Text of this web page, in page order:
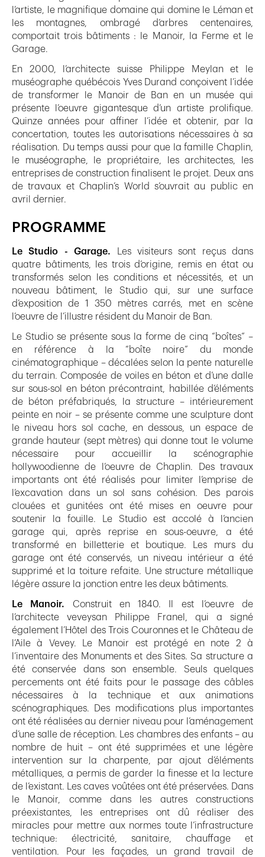
l’artiste, le magnifique domaine qui domine le Léman et
les montagnes, ombragé d’arbres centenaires,
comportait trois bâtiments : le Manoir, la Ferme et le
Garage.
En 2000, l’architecte suisse Philippe Meylan et le
muséographe québécois Yves Durand conçoivent l’idée
de transformer le Manoir de Ban en un musée qui
présente l’oeuvre gigantesque d’un artiste prolifique.
Quinze années pour affiner l’idée et obtenir, par la
concertation, toutes les autorisations nécessaires à sa
réalisation. Du temps aussi pour que la famille Chaplin,
le muséographe, le propriétaire, les architectes, les
entreprises de construction finalisent le projet. Deux ans
de travaux et Chaplin’s World s’ouvrait au public en
avril dernier.
PROGRAMME
Le Studio - Garage. Les visiteurs sont reçus dans
quatre bâtiments, les trois d’origine, remis en état ou
transformés selon les conditions et nécessités, et un
nouveau bâtiment, le Studio qui, sur une surface
d’exposition de 1 350 mètres carrés, met en scène
l’oeuvre de l’illustre résident du Manoir de Ban.
Le Studio se présente sous la forme de cinq “boîtes” –
en référence à la “boîte noire” du monde
cinématographique – décalées selon la pente naturelle
du terrain. Composée de voiles en béton et d’une dalle
sur sous-sol en béton précontraint, habillée d’éléments
de béton préfabriqués, la structure – intérieurement
peinte en noir – se présente comme une sculpture dont
le niveau hors sol cache, en dessous, un espace de
grande hauteur (sept mètres) qui donne tout le volume
nécessaire pour accueillir la scénographie
hollywoodienne de l’oeuvre de Chaplin. Des travaux
importants ont été réalisés pour limiter l’emprise de
l’excavation dans un sol sans cohésion. Des parois
clouées et gunitées ont été mises en oeuvre pour
soutenir la fouille. Le Studio est accolé à l’ancien
garage qui, après reprise en sous-oeuvre, a été
transformé en billetterie et boutique. Les murs du
garage ont été conservés, un niveau intérieur a été
supprimé et la toiture refaite. Une structure métallique
légère assure la jonction entre les deux bâtiments.
Le Manoir. Construit en 1840. Il est l’oeuvre de
l’architecte veveysan Philippe Franel, qui a signé
également l’Hôtel des Trois Couronnes et le Château de
l’Aile à Vevey. Le Manoir est protégé en note 2 à
l’inventaire des Monuments et des Sites. Sa structure a
été conservée dans son ensemble. Seuls quelques
percements ont été faits pour le passage des câbles
nécessaires à la technique et aux animations
scénographiques. Des modifications plus importantes
ont été réalisées au dernier niveau pour l’aménagement
d’une salle de réception. Les chambres des enfants – au
nombre de huit – ont été supprimées et une légère
intervention sur la charpente, par ajout d’éléments
métalliques, a permis de garder la finesse et la lecture
de l’existant. Les caves voûtées ont été préservées. Dans
le Manoir, comme dans les autres constructions
préexistantes, les entreprises ont dû réaliser des
miracles pour mettre aux normes toute l’infrastructure
technique: électricité, sanitaire, chauffage et
ventilation. Pour les façades, un grand travail de